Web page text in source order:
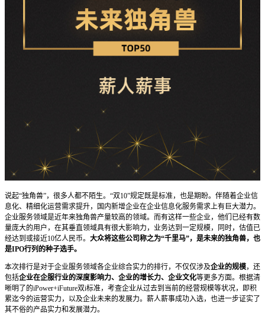
说起“独角兽”，很多人都不陌生。“双10”规定既是标准，也是期盼。伴随着企业信
息化、精细化运营需求提升，国内新增企业在企业信息化服务需求上有巨大潜力。
企业服务领域是近年来独角兽产量较高的领域。而有这样一些企业，他们已经有数
量庞大的用户，在其垂直领域具有很大影响力，业务达到一定规模，同时，估值已
经达到或接近10亿人民币。 大众将这些公司称之为“千里马”，是未来的独角兽，也
是IPO行列的种子选手。
本次排行是对于企业服务领域各企业综合实力的排行，不仅仅涉及企业的规模，还
包括企业在企服行业的深度影响力、企业的增长力、企业文化等更多方面。根据清
晰明了的iPower+iFuture双i标准，考查企业从过去到当前的经营规模等状况，即积
累迄今的运营实力，以及企业未来的发展力。薪人薪事成功入选，也进一步证实了
其不俗的产品实力和发展潜力。